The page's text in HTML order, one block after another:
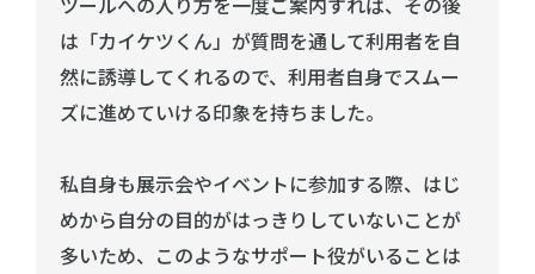
は「カイケツくん」が質問を通して利用者を自
然に誘導してくれるので、利用者自身でスムー
ズに進めていける印象を持ちました。
私自身も展示会やイベントに参加する際、はじ
めから自分の目的がはっきりしていないことが
多いため、このようなサポート役がいることは